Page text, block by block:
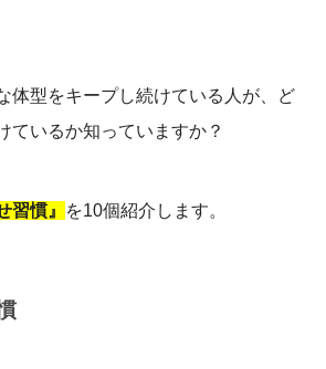
体型をキープし続けている人が、ど
ているか知っていますか？
習慣』 を10個紹介します。